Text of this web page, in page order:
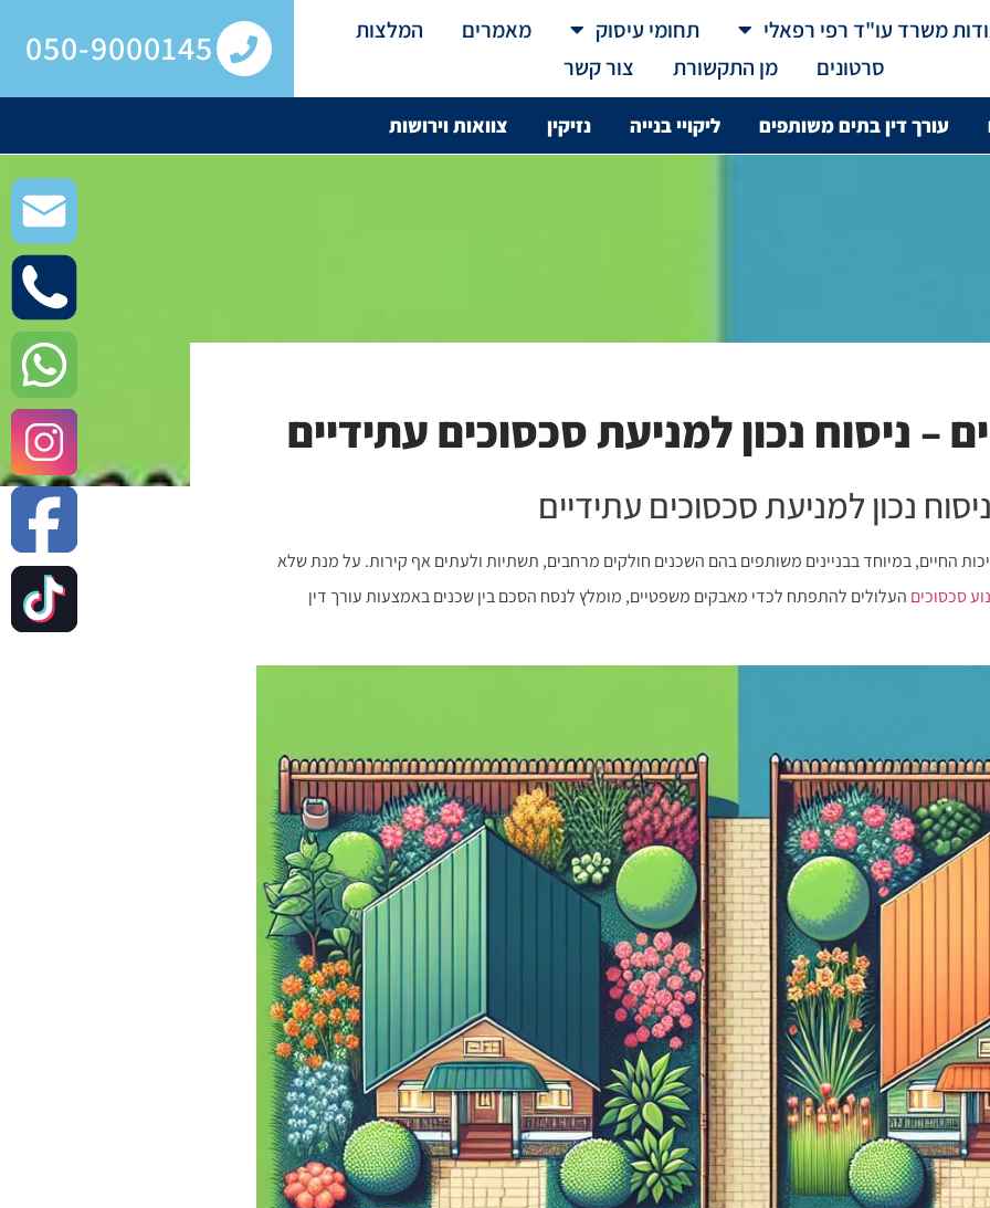
משרד עו"ד רפי רפאלי תחומי עיסוק מאמרים
המלצות
סרטונים
מן התקשורת צור קשר 050-9000145
עורך דין בתים משותפים ליקויי בנייה נזיקין צוואות וירושות
– ניסוח נכון למניעת סכסוכים עתידיים
נכון למניעת סכסוכים עתידיים
החיים, במיוחד בבניינים משותפים בהם השכנים חולקים מרחבים, תשתיות ולעתים אף קירות. על מנת שלא
סכסוכים העלולים להתפתח לכדי מאבקים משפטיים, מומלץ לנסח הסכם בין שכנים באמצעות עורך דין